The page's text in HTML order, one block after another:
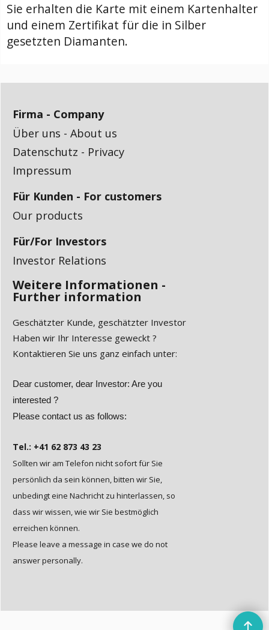
Sie erhalten die Karte mit einem Kartenhalter
und einem Zertifikat für die in Silber
gesetzten Diamanten.
Firma - Company
Über uns - About us
Datenschutz - Privacy
Impressum
Für Kunden - For customers
Our products
Für/For Investors
Investor Relations
Weitere Informationen -
Further information
Geschätzter Kunde, geschätzter Investor
Haben wir Ihr Interesse geweckt ?
Kontaktieren Sie uns ganz einfach unter:
Dear customer, dear Investor: Are you
interested ?
Please contact us as follows:
Tel.: +41 62 873 43 23
Sollten wir am Telefon nicht sofort für Sie
persönlich da sein können, bitten wir Sie,
unbedingt eine Nachricht zu hinterlassen, so
dass wir wissen, wie wir Sie bestmöglich
erreichen können.
Please leave a message in case we do not
answer personally.